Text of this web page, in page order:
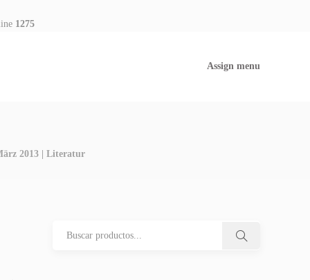
1275
Assign menu
2013 | Literatur